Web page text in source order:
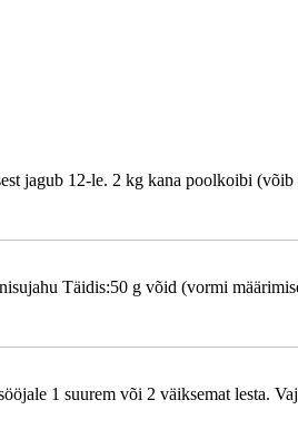
jagub 12-le. 2 kg kana poolkoibi
Täidis:50 g võid (vormi
1 suurem või 2 väiksemat lesta.